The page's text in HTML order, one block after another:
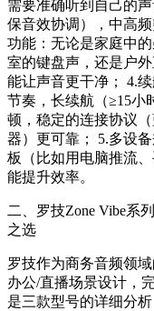
需要准确听到自己的
保音效协调）， 中高
功能 ：无论是家庭中
室的键盘声，还是户外
能让声音更干净； 4.
节奏， 长续航（≥15小
顿， 稳定的连接协议（
器） 更可靠； 5.多设
板（比如用电脑推流、
能提升效率。
二、罗技Zone Vibe系
之选
罗技作为商务音频领
办公/直播场景设计，
是三款型号的详细分